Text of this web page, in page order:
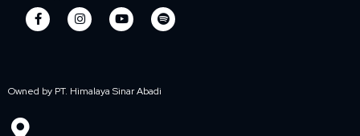
Owned by PT. Himalaya Sinar Abadi